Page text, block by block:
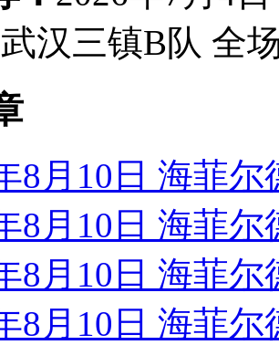
汉三镇B队 全
8月10日 海菲
8月10日 海菲
8月10日 海菲
8月10日 海菲